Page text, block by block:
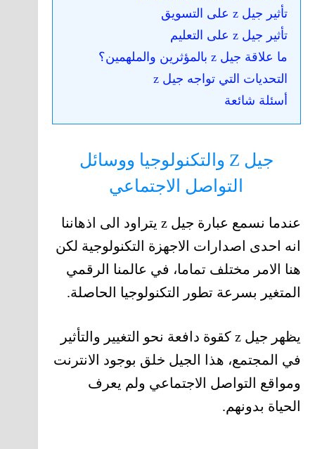
تأثير جيل z على التسويق
تأثير جيل z على التعليم
ما علاقة جيل z بالمؤثرين والملهمين؟
التحديات التي تواجه جيل z
أسئلة شائعة
جيل Z والتكنولوجيا ووسائل
التواصل الاجتماعي
عندما نسمع عبارة جيل z يتراود الى اذهاننا
انه احدى اصدارات الاجهزة التكنولوجية لكن
هنا الامر مختلف تماما، في عالمنا الرقمي
المتغير بسرعة تطور التكنولوجيا الحاصلة.
يظهر جيل z كقوة دافعة نحو التغيير والتأثير
في المجتمع، هذا الجيل خلق بوجود الانترنت
ومواقع التواصل الاجتماعي ولم يعرف
الحياة بدونهم.